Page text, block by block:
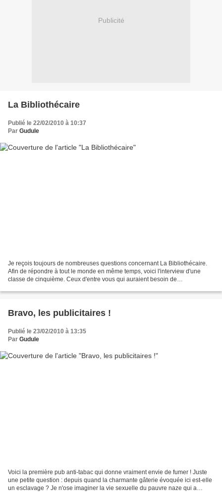
Publicité
La Bibliothécaire
Publié le 22/02/2010 à 10:37
Par Gudule
Je reçois toujours de nombreuses questions concernant La Bibliothécaire.
Afin de répondre à tout le monde en même temps, voici l'interview d'une
classe de cinquième. Ceux d'entre vous qui auraient besoin de
Bravo, les publicitaires !
Publié le 23/02/2010 à 13:35
Par Gudule
Voici la première pub anti-tabac qui donne vraiment envie de fumer ! Juste
une petite question : depuis quand la charmante gâterie évoquée ici est-elle
un esclavage ? Je n'ose imaginer la vie sexuelle du pauvre naze qui a